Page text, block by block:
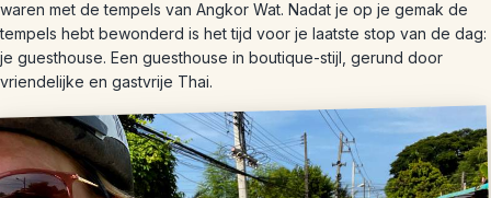
waren met de tempels van Angkor Wat. Nadat je op je gemak de
tempels hebt bewonderd is het tijd voor je laatste stop van de dag:
je guesthouse. Een guesthouse in boutique-stijl, gerund door
vriendelijke en gastvrije Thai.